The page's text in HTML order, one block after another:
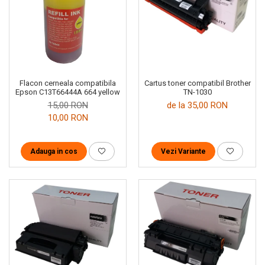
Flacon cerneala compatibila
Epson C13T66444A 664 yellow
15,00 RON
10,00 RON
Adauga in cos
Cartus toner compatibil Brother
TN-1030
de la 35,00 RON
Vezi Variante